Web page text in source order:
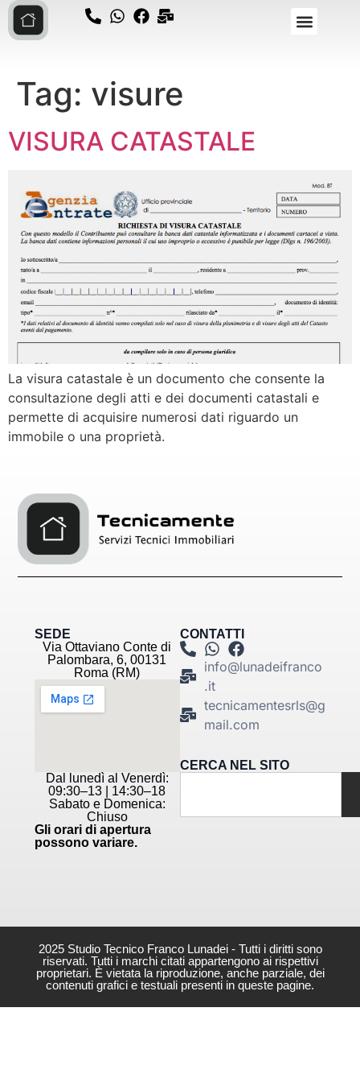
Tag: visure
VISURA CATASTALE
La visura catastale è un documento che consente la
consultazione degli atti e dei documenti catastali e
permette di acquisire numerosi dati riguardo un
immobile o una proprietà.
SEDE
Via Ottaviano Conte di
Palombara, 6, 00131
Roma (RM)
Dal lunedì al Venerdì:
09:30–13 | 14:30–18
Sabato e Domenica:
Chiuso
Gli orari di apertura
possono variare.
CONTATTI
info@lunadeifranco
.it
tecnicamentesrls@g
mail.com
CERCA NEL SITO
2025 Studio Tecnico Franco Lunadei - Tutti i diritti sono
riservati. Tutti i marchi citati appartengono ai rispettivi
proprietari. È vietata la riproduzione, anche parziale, dei
contenuti grafici e testuali presenti in queste pagine.